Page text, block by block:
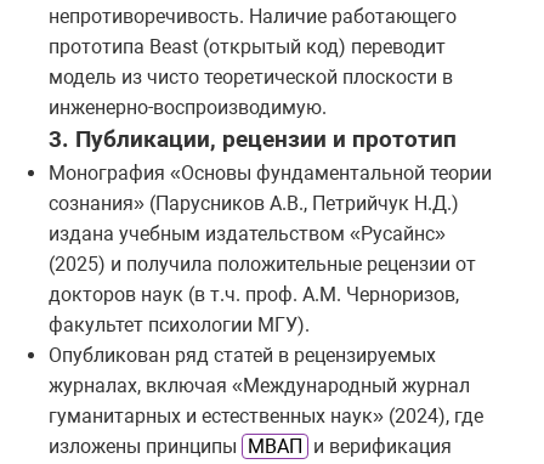
непротиворечивость. Наличие работающего
прототипа Beast (открытый код) переводит
модель из чисто теоретической плоскости в
инженерно-воспроизводимую.
3. Публикации, рецензии и прототип
Монография «Основы фундаментальной теории
сознания» (Парусников А.В., Петрийчук Н.Д.)
издана учебным издательством «Русайнс»
(2025) и получила положительные рецензии от
докторов наук (в т.ч. проф. А.М. Черноризов,
факультет психологии МГУ).
Опубликован ряд статей в рецензируемых
журналах, включая «Международный журнал
гуманитарных и естественных наук» (2024), где
изложены принципы
МВАП
и верификация